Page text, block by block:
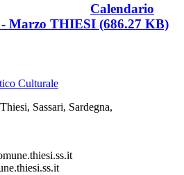
Calendario
- Marzo THIESI (686.27 KB)
Culturale
Sassari, Sardegna,